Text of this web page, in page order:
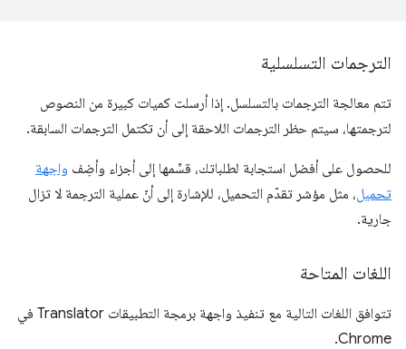
الترجمات التسلسلية
تتم معالجة الترجمات بالتسلسل. إذا أرسلت كميات كبيرة من النصوص
لترجمتها، سيتم حظر الترجمات اللاحقة إلى أن تكتمل الترجمات السابقة.
للحصول على أفضل استجابة لطلباتك، قسِّمها إلى أجزاء وأضِف واجهة
تحميل، مثل مؤشر تقدّم التحميل، للإشارة إلى أنّ عملية الترجمة لا تزال
جارية.
اللغات المتاحة
تتوافق اللغات التالية مع تنفيذ واجهة برمجة التطبيقات Translator في
Chrome.